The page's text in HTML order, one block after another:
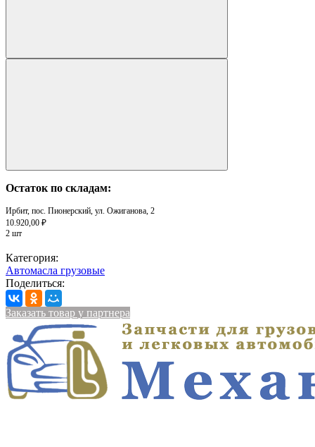
Остаток по складам:
Ирбит, пос. Пионерский, ул. Ожиганова, 2
10.920,00 ₽
2 шт
Категория:
Автомасла грузовые
Поделиться:
Заказать товар у партнера